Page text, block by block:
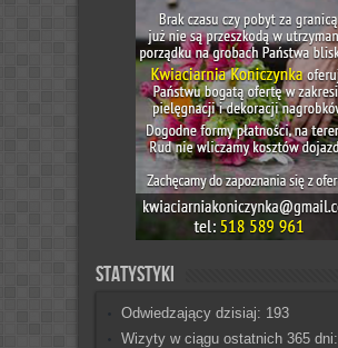
Statystyki
Odwiedzający dzisiaj: 193
Wizyty w ciągu ostatnich 365 dni: